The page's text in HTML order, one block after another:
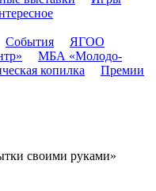
События
ЯГОО
МБА «Молодо-
копилка
Премии
своими руками»